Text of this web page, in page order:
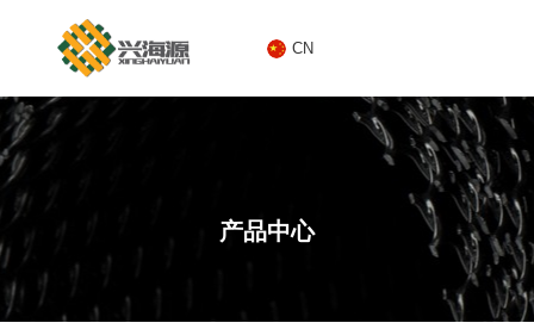
CN
CN
产品中心